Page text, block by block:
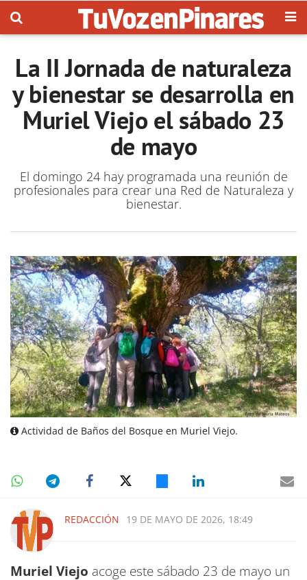
La II Jornada de naturaleza
y bienestar se desarrolla en
Muriel Viejo el sábado 23
de mayo
El domingo 24 hay programada una reunión de
profesionales para crear una Red de Naturaleza y
bienestar.
Actividad de Baños del Bosque en Muriel Viejo.
REDACCIÓN 19 DE MAYO DE 2026, 18:49
Muriel Viejo acoge este sábado 23 de mayo un